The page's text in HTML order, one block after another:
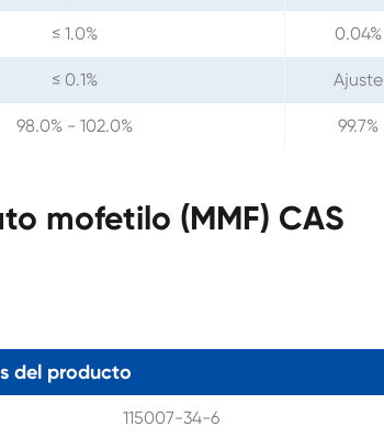
≤ 1.0% 0.04%
≤ 0.1% Ajuste
98.0% - 102.0% 99.7%
mofetilo (MMF) CAS
del producto
115007-34-6